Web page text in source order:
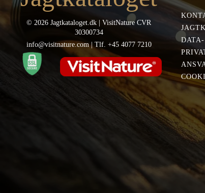
© 2026 Jagtkataloget.dk | VisitNature CVR
30300734
info@visitnature.com | Tlf. +45 4077 7210